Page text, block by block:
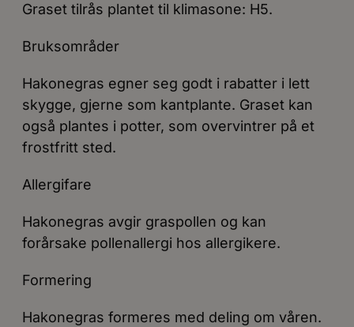
Graset tilrås plantet til klimasone: H5.
Bruksområder
Hakonegras egner seg godt i rabatter i lett
skygge, gjerne som kantplante. Graset kan
også plantes i potter, som overvintrer på et
frostfritt sted.
Allergifare
Hakonegras avgir graspollen og kan
forårsake pollenallergi hos allergikere.
Formering
Hakonegras formeres med deling om våren.